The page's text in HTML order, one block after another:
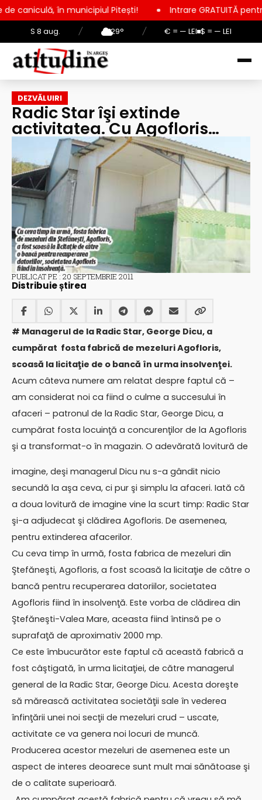
S 8 aug. / 29° / € = — LEI $ = — LEI
Pitești! Intrare GRATUITĂ pentru copii, elevi și
DEZVĂLUIRI
Radic Star îşi extinde
activitatea. Cu Agofloris…
PUBLICAT PE : 20 SEPTEMBRIE 2011
Distribuie știrea
# Managerul de la Radic Star, George Dicu, a
cumpărat fosta fabrică de mezeluri Agofloris,
scoasă la licitaţie de o bancă în urma insolvenţei.
Acum câteva numere am relatat despre faptul că –
am considerat noi ca fiind o culme a succesului în
afaceri – patronul de la Radic Star, George Dicu, a
cumpărat fosta locuinţă a concurenţilor de la Agofloris
şi a transformat-o în magazin. O adevărată lovitură de
imagine, deşi managerul Dicu nu s-a gândit nicio
secundă la aşa ceva, ci pur şi simplu la afaceri. Iată că
a doua lovitură de imagine vine la scurt timp: Radic Star
şi-a adjudecat şi clădirea Agofloris. De asemenea,
pentru extinderea afacerilor.
Cu ceva timp în urmă, fosta fabrica de mezeluri din
Ştefăneşti, Agofloris, a fost scoasă la licitaţie de către o
bancă pentru recuperarea datoriilor, societatea
Agofloris fiind în insolvenţă. Este vorba de clădirea din
Ştefăneşti-Valea Mare, aceasta fiind întinsă pe o
suprafaţă de aproximativ 2000 mp.
Ce este îmbucurător este faptul că această fabrică a
fost câştigată, în urma licitaţiei, de către managerul
general de la Radic Star, George Dicu. Acesta doreşte
să mărească activitatea societăţii sale în vederea
înfinţării unei noi secţii de mezeluri crud – uscate,
activitate ce va genera noi locuri de muncă.
Producerea acestor mezeluri de asemenea este un
aspect de interes deoarece sunt mult mai sănătoase şi
de o calitate superioară.